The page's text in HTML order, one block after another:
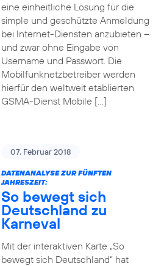
eine einheitliche Lösung für die
simple und geschützte Anmeldung
bei Internet-Diensten anzubieten –
und zwar ohne Eingabe von
Username und Passwort. Die
Mobilfunknetzbetreiber werden
hierfür den weltweit etablierten
GSMA-Dienst Mobile […]
07. Februar 2018
DATENANALYSE ZUR FÜNFTEN
JAHRESZEIT:
So bewegt sich
Deutschland zu
Karneval
Mit der interaktiven Karte „So
bewegt sich Deutschland“ hat